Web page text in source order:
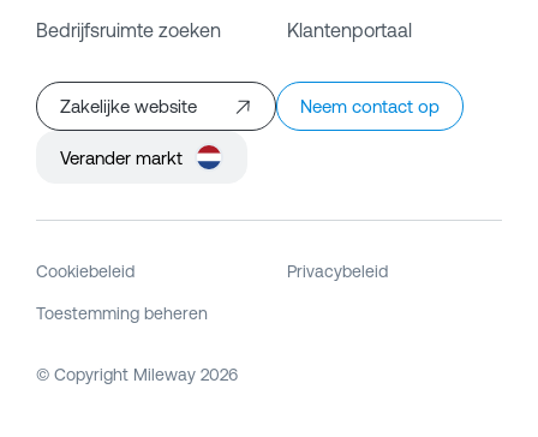
Bedrijfsruimte zoeken Klantenportaal
Zakelijke website Neem contact op
Verander markt
Cookiebeleid Privacybeleid
Toestemming beheren
© Copyright Mileway 2026